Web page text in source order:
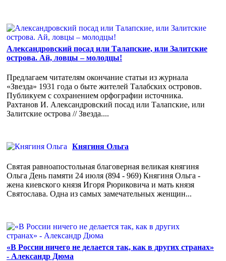
Александровский посад или Талапские, или Залитские
острова. Ай, ловцы – молодцы!
Предлагаем читателям окончание статьи из журнала
«Звезда» 1931 года о быте жителей Талабских островов.
Публикуем с сохранением орфографии источника.
Рахтанов И. Александровский посад или Талапские, или
Залитские острова // Звезда....
Княгиня Ольга
Святая равноапостольная благоверная великая княгиня
Ольга День памяти 24 июля (894 - 969) Княгиня Ольга -
жена киевского князя Игоря Рюриковича и мать князя
Святослава. Одна из самых замечательных женщин...
«В России ничего не делается так, как в других странах»
- Александр Дюма